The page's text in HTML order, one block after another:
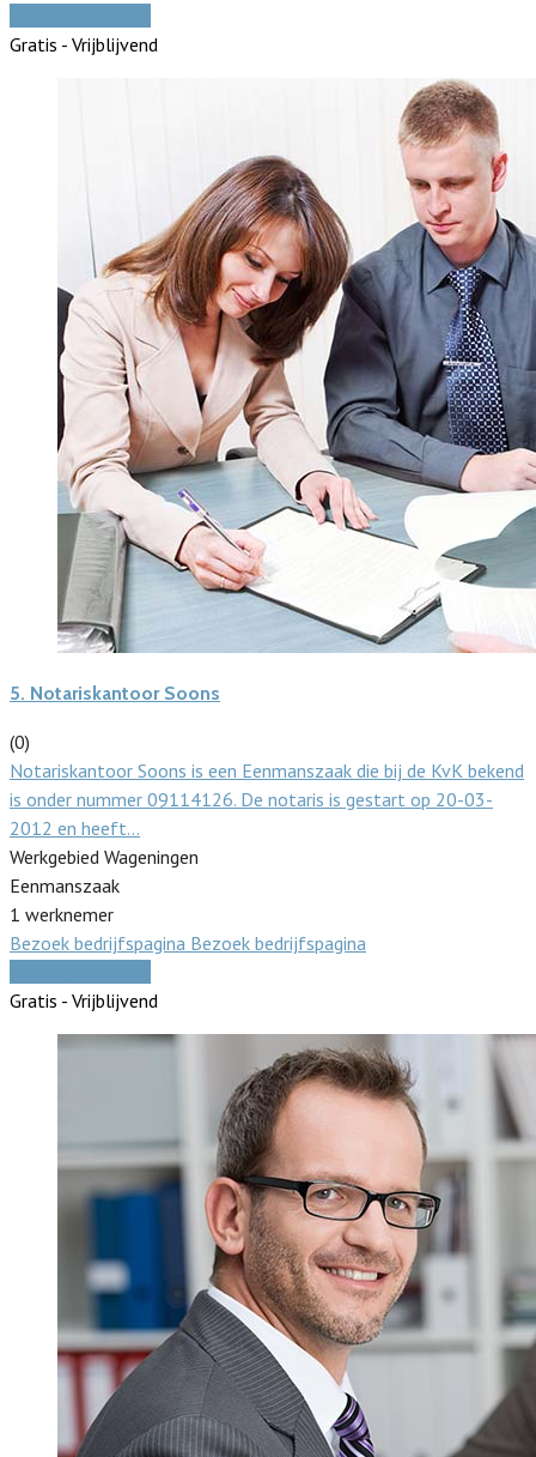
Gratis - Vrijblijvend
5. Notariskantoor Soons
(0)
Notariskantoor Soons is een Eenmanszaak die bij de KvK bekend
is onder nummer 09114126. De notaris is gestart op 20-03-
2012 en heeft…
Werkgebied Wageningen
Eenmanszaak
1 werknemer
Bezoek bedrijfspagina Bezoek bedrijfspagina
Gratis - Vrijblijvend